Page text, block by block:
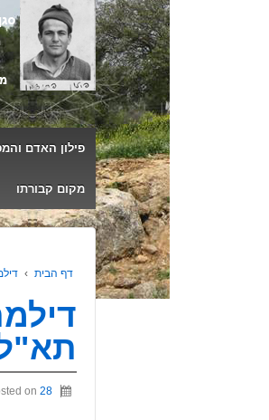
פילון האדם
מקום קבורתו
דף הבית ›
תא"ל
on 28 בינואר 2014